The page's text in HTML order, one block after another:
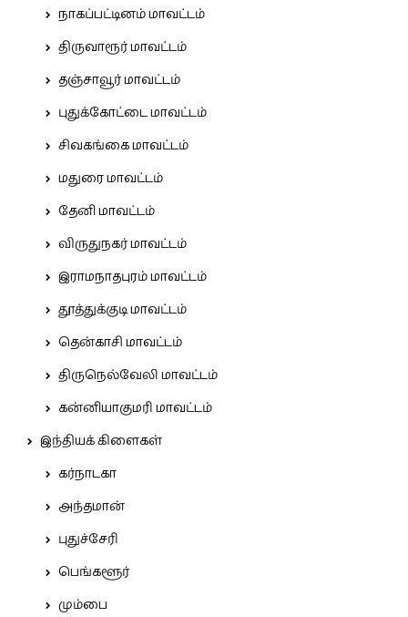
நாகப்பட்டினம் மாவட்டம்
திருவாரூர் மாவட்டம்
தஞ்சாவூர் மாவட்டம்
புதுக்கோட்டை மாவட்டம்
சிவகங்கை மாவட்டம்
மதுரை மாவட்டம்
தேனி மாவட்டம்
விருதுநகர் மாவட்டம்
இராமநாதபுரம் மாவட்டம்
தூத்துக்குடி மாவட்டம்
தென்காசி மாவட்டம்
திருநெல்வேலி மாவட்டம்
கன்னியாகுமரி மாவட்டம்
இந்தியக் கிளைகள்
கர்நாடகா
அந்தமான்
புதுச்சேரி
பெங்களூர்
மும்பை